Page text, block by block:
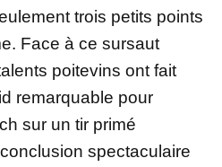
trois petits points
Face à ce sursaut
poitevins ont fait
remarquable pour
sur un tir primé
spectaculaire